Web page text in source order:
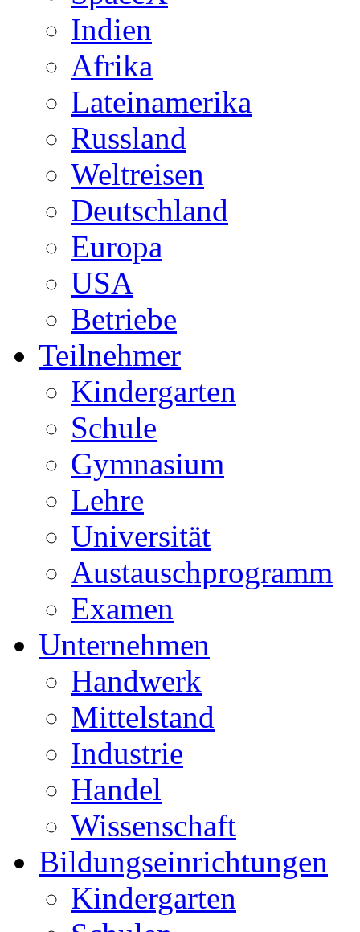
Indien
Afrika
Lateinamerika
Russland
Weltreisen
Deutschland
Europa
USA
Betriebe
Teilnehmer
Kindergarten
Schule
Gymnasium
Lehre
Universität
Austauschprogramm
Examen
Unternehmen
Handwerk
Mittelstand
Industrie
Handel
Wissenschaft
Bildungseinrichtungen
Kindergarten